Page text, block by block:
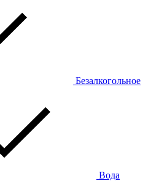
Безалкогольное
Вода